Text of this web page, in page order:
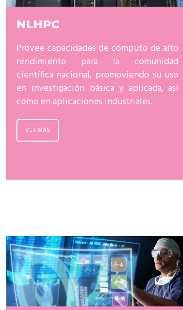
NLHPC
Provee capacidades de cómputo de alto
rendimiento para la comunidad
científica nacional, promoviendo su uso
en investigación básica y aplicada, así
como en aplicaciones industriales.
VER MÁS